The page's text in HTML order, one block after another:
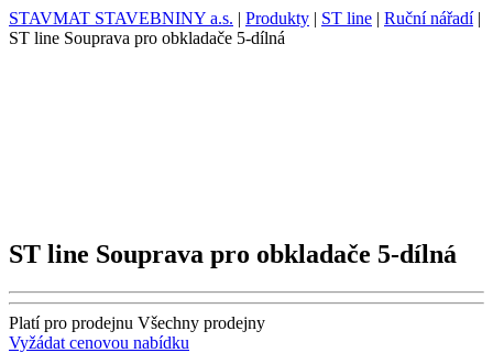
STAVMAT STAVEBNINY a.s. | Produkty | ST line | Ruční nářadí|
ST line Souprava pro obkladače 5-dílná
ST line Souprava pro obkladače 5-dílná
Platí pro prodejnu Všechny prodejny
Vyžádat cenovou nabídku